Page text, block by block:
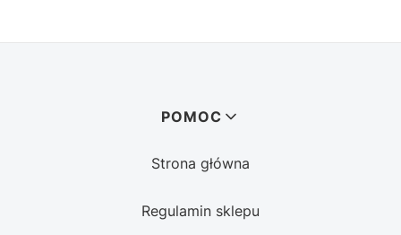
POMOC
Strona główna
Regulamin sklepu